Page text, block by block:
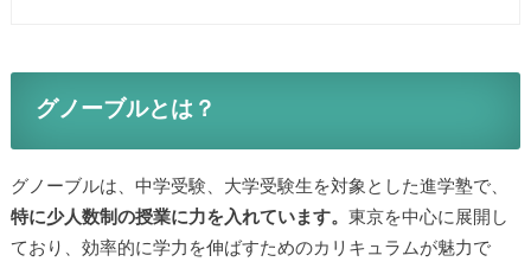
グノーブルとは？
グノーブルは、中学受験、大学受験生を対象とした進学塾で、
特に少人数制の授業に力を入れています。 東京を中心に展開し
ており、効率的に学力を伸ばすためのカリキュラムが魅力で